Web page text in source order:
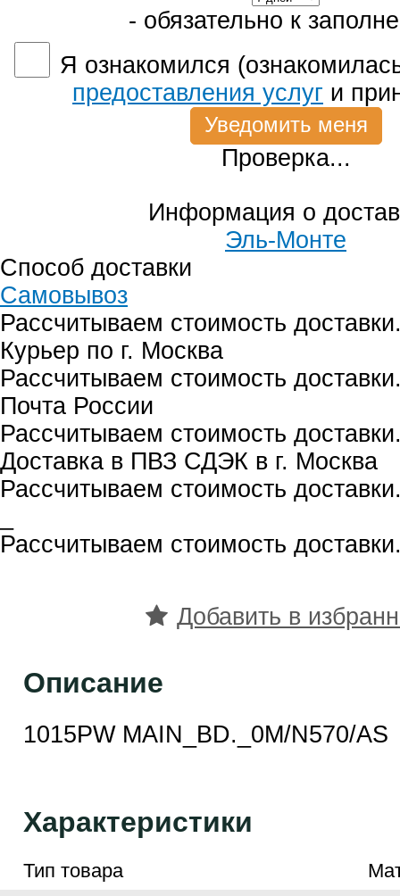
- обязательно к
Я ознакомился
предоставления услуг и
Проверка...
Информация о
Эль-Монте
Способ доставки
Самовывоз
Рассчитываем стоимость
Курьер по г. Москва
Рассчитываем стоимость
Почта России
Рассчитываем стоимость
Доставка в ПВЗ СДЭК в г. Москва
Рассчитываем стоимость
Рассчитываем стоимость
Добавить в
Описание
1015PW MAIN_BD._0M/N570/AS
Характеристики
Тип товара